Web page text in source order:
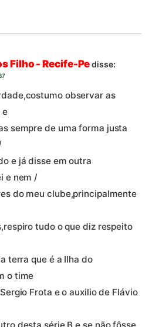
Filho - Recife-Pedisse:
observar as
e
sempre de uma forma justa
e já disse em outra
e nem /
do meu clube,principalmente
tudo o que diz respeito
terra que é a Ilha do
o time
Frota e o auxilio de Flávio